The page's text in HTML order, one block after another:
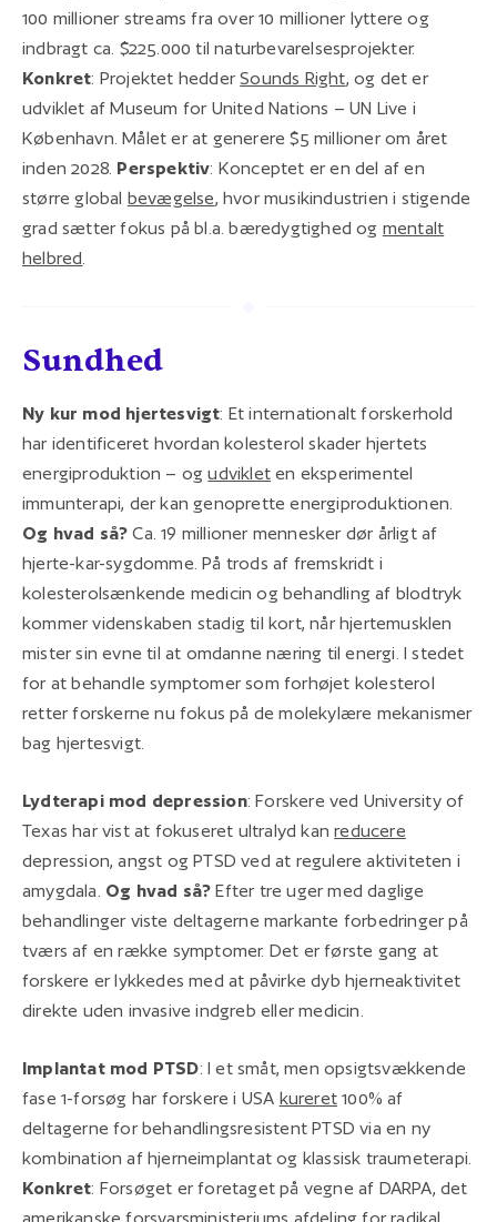
100 millioner streams fra over 10 millioner lyttere og
indbragt ca. $225.000 til naturbevarelsesprojekter.
Konkret: Projektet hedderSounds Right, og det er
udviklet af Museum for United Nations – UN Live i
København. Målet er at generere $5 millioner om året
inden 2028. Perspektiv: Konceptet er en del af en
større global bevægelse, hvor musikindustrien i stigende
grad sætter fokus på bl.a. bæredygtighed og mentalt
helbred.
Sundhed
Ny kur mod hjertesvigt: Et internationalt forskerhold
har identificeret hvordan kolesterol skader hjertets
energiproduktion – ogudviklet en eksperimentel
immunterapi, der kan genoprette energiproduktionen.
Og hvad så? Ca. 19 millioner mennesker dør årligt af
hjerte-kar-sygdomme. På trods af fremskridt i
kolesterolsænkende medicin og behandling af blodtryk
kommer videnskaben stadig til kort, når hjertemusklen
mister sin evne til at omdanne næring til energi. I stedet
for at behandle symptomer som forhøjet kolesterol
retter forskerne nu fokus på de molekylære mekanismer
bag hjertesvigt.
Lydterapi mod depression: Forskere ved University of
Texas har vist at fokuseret ultralyd kanreducere
depression, angst og PTSD ved at regulere aktiviteten i
amygdala. Og hvad så?Efter tre uger med daglige
behandlinger viste deltagerne markante forbedringer på
tværs af en række symptomer. Det er første gang at
forskere er lykkedes med at påvirke dyb hjerneaktivitet
direkte uden invasive indgreb eller medicin.
Implantat mod PTSD: I et småt, men opsigtsvækkende
fase 1-forsøg har forskere i USA kureret 100% af
deltagerne for behandlingsresistent PTSD via en ny
kombination af hjerneimplantat og klassisk traumeterapi.
Konkret: Forsøget er foretaget på vegne af DARPA, det